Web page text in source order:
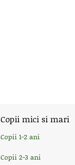
Copii mici si mari
Copii 1-2 ani
Copii 2-3 ani